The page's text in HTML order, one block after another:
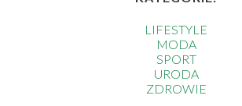
LIFESTYLE
MODA
SPORT
URODA
ZDROWIE